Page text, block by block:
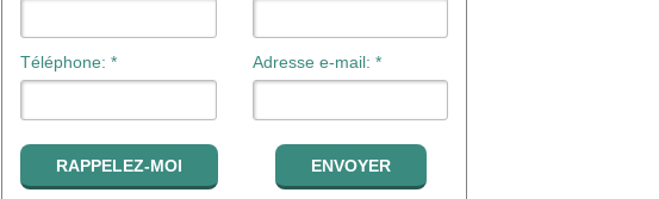
Téléphone: * Adresse e-mail: *